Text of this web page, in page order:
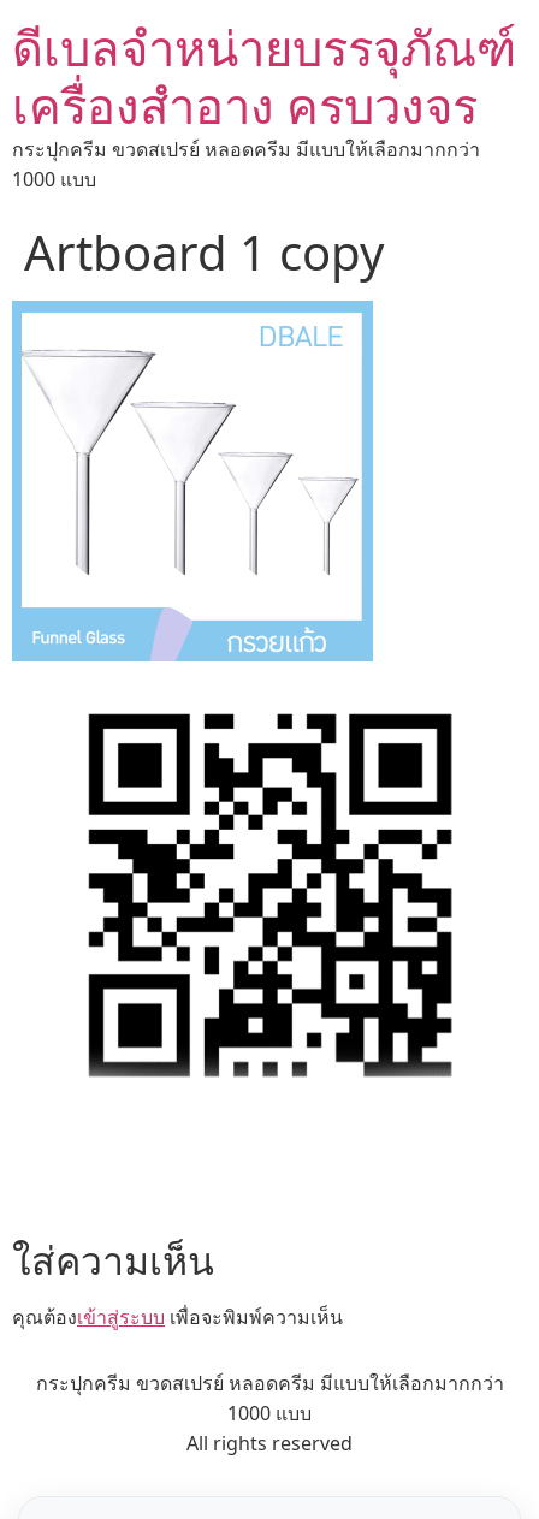
ดีเบลจำหน่ายบรรจุภัณฑ์
เครื่องสำอาง ครบวงจร
กระปุกครีม ขวดสเปรย์ หลอดครีม มีแบบให้เลือกมากกว่า
1000 แบบ
Artboard 1 copy
ใส่ความเห็น
คุณต้องเข้าสู่ระบบ เพื่อจะพิมพ์ความเห็น
กระปุกครีม ขวดสเปรย์ หลอดครีม มีแบบให้เลือกมากกว่า
1000 แบบ
All rights reserved